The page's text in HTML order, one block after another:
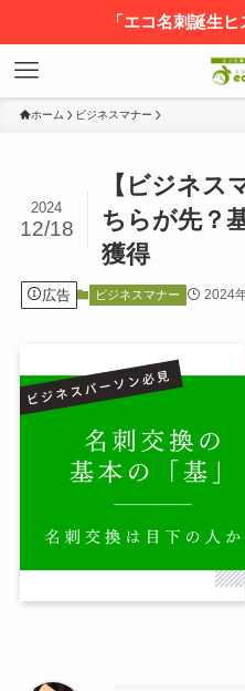
「エコ名刺誕生
ホーム ビジネスマナー
【ビジネス
ちらが先？
獲得
2024
12/18
広告 ビジネスマナー 2024